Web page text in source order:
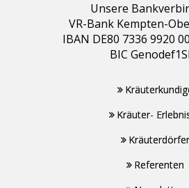
Unsere
VR-Bank Kempten-
IBAN DE80 7336 9920
BIC
Kräuter-
Kräuterdörfer
Referenten